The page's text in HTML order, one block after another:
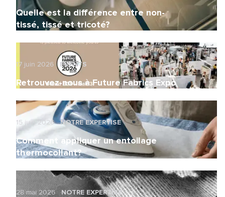
Quelle est la différence entre non-
tissé, tissé et tricoté?
17 juin 2026 EVENTS
Retrouvez-nous à Future Fabrics Expo
15 juin 2026 NOTRE EXPERTISE
Comment appliquer un entoilage
thermocollant?
28 mai 2026 NOTRE EXPERTISE